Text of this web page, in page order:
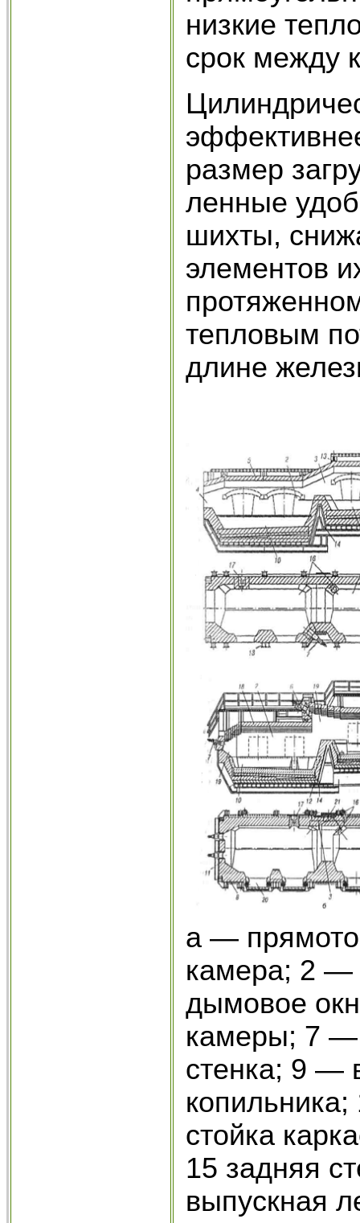
низкие
срок между
размер
ленные
шихты,
элементов
тепловым
длине
а —
камера; 2 —
дымовое
камеры; 7 —
стенка; 9 —
стойка
15 задняя
выпускная